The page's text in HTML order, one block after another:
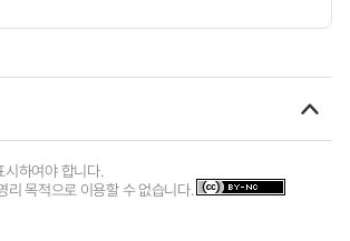
하여야 합니다.
리 목적으로 이용할 수 없습니다.